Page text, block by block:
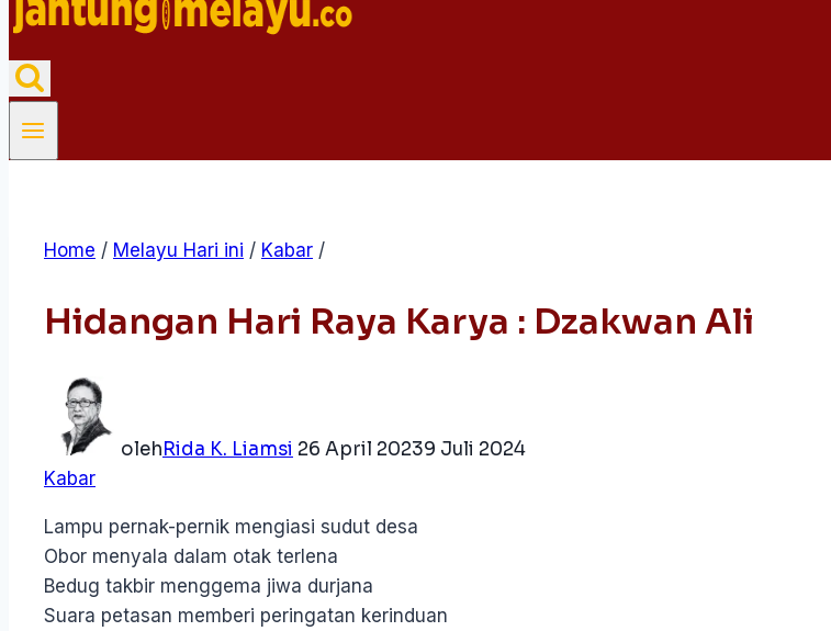
Home / Melayu Hari ini / Kabar /
Hidangan Hari Raya Karya : Dzakwan Ali
olehRida K. Liamsi 26 April 20239 Juli 2024
Kabar
Lampu pernak-pernik mengiasi sudut desa
Obor menyala dalam otak terlena
Bedug takbir menggema jiwa durjana
Suara petasan memberi peringatan kerinduan